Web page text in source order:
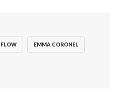
EMMA CORONEL